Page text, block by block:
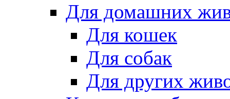
Для домашних
Для кошек
Для собак
Для других